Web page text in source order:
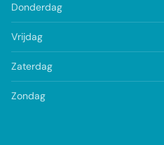
Donderdag
Vrijdag
Zaterdag
Zondag